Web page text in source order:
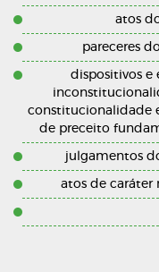
atos
pareceres
dispositivos e
constitucionalidade
de preceito
julgamentos
atos de caráter